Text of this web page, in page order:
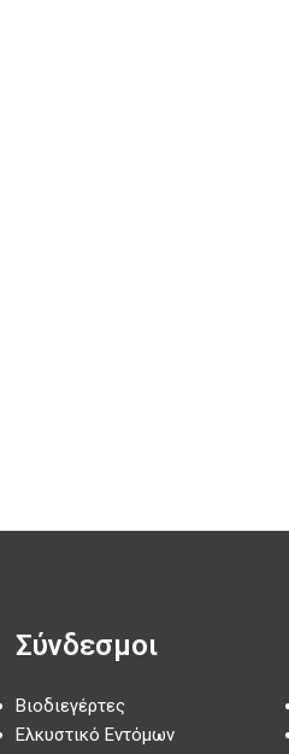
Σύνδεσμοι
Βιοδιεγέρτες
Ελκυστικό Εντόμων